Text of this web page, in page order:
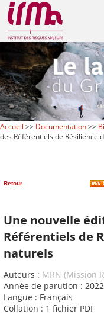
Accueil >> Documentation>>
des Référentiels de Résilience
Retour
Une nouvelle
Référentiels de
naturels
Auteurs : MRN (Mission
Année de parution : 2022
Langue : Français
Collation : 1 fichier PDF